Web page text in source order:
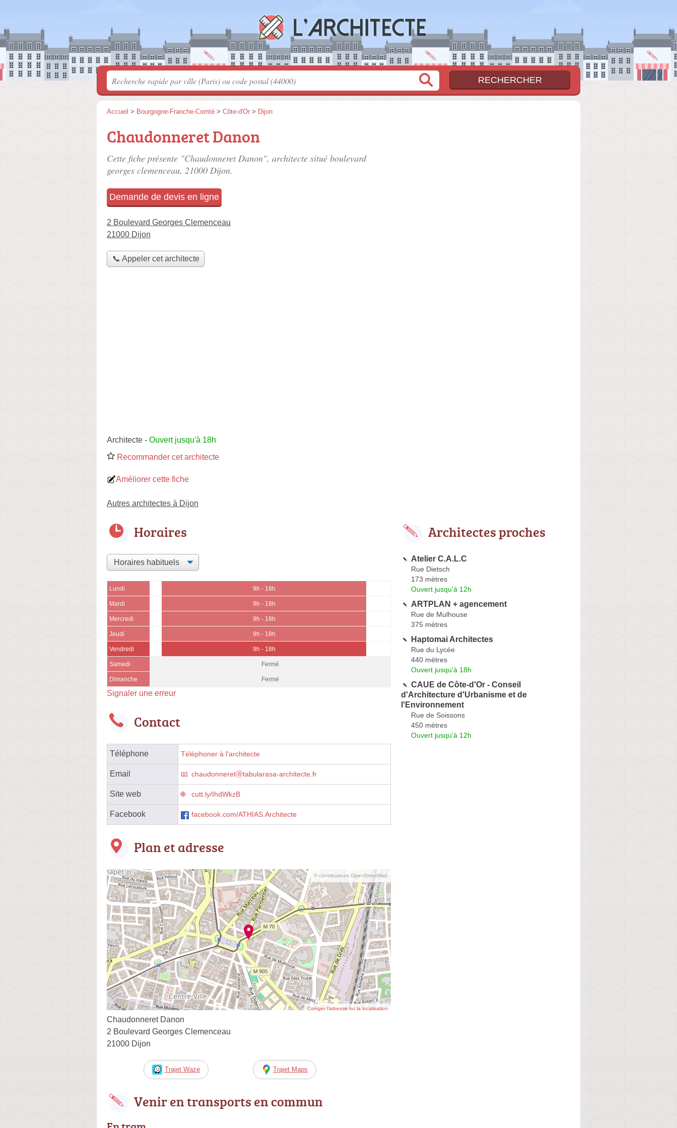
Accueil > Bourgogne-Franche-Comté > Côte-d'Or > Dijon
Chaudonneret Danon
Cette fiche présente "Chaudonneret Danon", architecte situé boulevard
georges clemenceau, 21000 Dijon.
Demande de devis en ligne
2 Boulevard Georges Clemenceau
21000 Dijon
📞 Appeler cet architecte
Architecte - Ouvert jusqu'à 18h
Recommander cet architecte
Améliorer cette fiche
Autres architectes à Dijon
Horaires
Lundi 9h - 18h
Mardi 9h - 18h
Mercredi 9h - 18h
Jeudi 9h - 18h
Vendredi 9h - 18h
Samedi Fermé
Dimanche Fermé
Signaler une erreur
Contact
Téléphone Téléphoner à l'architecte
Email chaudonneretⓐtabularasa-architecte.fr
Site web cutt.ly/IhdWkzB
Facebook facebook.com/ATHIAS.Architecte
Plan et adresse
© contributeurs OpenStreetMap
Corriger l’adresse ou la localisation
Chaudonneret Danon
2 Boulevard Georges Clemenceau
21000 Dijon
Trajet Waze Trajet Maps
Venir en transports en commun
Architectes proches
Atelier C.A.L.C
Rue Dietsch
173 mètres
Ouvert jusqu'à 12h
ARTPLAN + agencement
Rue de Mulhouse
375 mètres
Haptomai Architectes
Rue du Lycée
440 mètres
Ouvert jusqu'à 18h
CAUE de Côte-d'Or - Conseil
d'Architecture d'Urbanisme et de
l'Environnement
Rue de Soissons
450 mètres
Ouvert jusqu'à 12h